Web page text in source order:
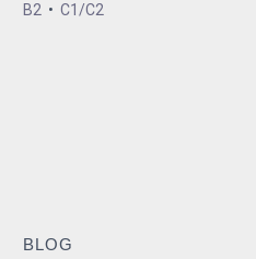
B2 • C1/C2
BLOG